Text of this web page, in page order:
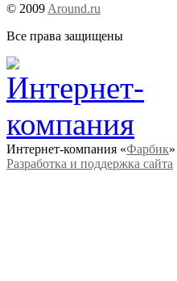
© 2009 Around.ru
Все права защищены
Интернет-компания «Фарбик»
Разработка и поддержка сайта